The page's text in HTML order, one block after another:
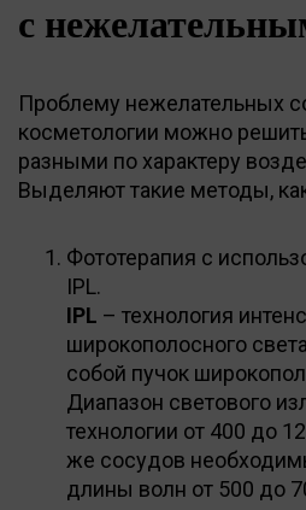
с
Проблему нежелательных
косметологии можно
разными по характеру
Выделяют такие методы,
Фототерапия с
IPL.
IPL – технология
широкополосного
собой пучок
Диапазон светового
технологии от 400 до
же сосудов
длины волн от 500 до